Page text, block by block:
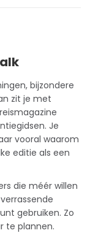
bijzondere
zit je met
Je
vooral waarom
editie als een
die méér willen
gebruiken. Zo
te plannen.